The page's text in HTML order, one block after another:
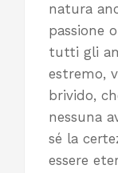
natura
passione
tutti gli
estremo,
brivido,
nessuna
sé la
essere